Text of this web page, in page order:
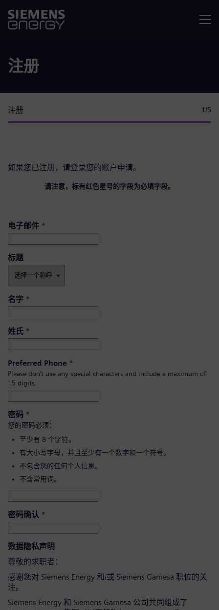
注册
注册 1 /5
如果您已注册，请登录您的账户 申请。
请注意，标有红色星号的字段为必填字段。
电子邮件 *
标题
名字 *
姓氏 *
Preferred Phone *
Please don’t use any special characters and include a maximum of
15 digits.
密码 *
您的密码必须：
至少有 8 个字符。
有大小写字母，并且至少有一个数字和一个符号。
不包含您的任何个人信息。
不含常用词。
密码确认 *
数据隐私声明
尊敬的求职者：
感谢您对 Siemens Energy 和/或 Siemens Gamesa 职位的关
注。
Siemens Energy 和 Siemens Gamesa 公司共同组成了